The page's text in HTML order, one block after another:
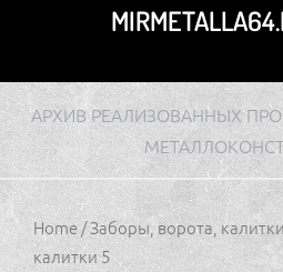
содержимому
АРХИВ РЕАЛИЗОВАННЫХ
Home/Заборы, ворота, калитки
калитки 5